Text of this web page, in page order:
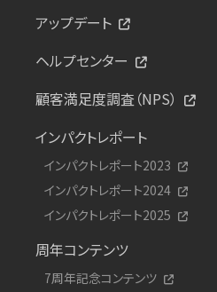
アップデート
ヘルプセンター
顧客満足度調査（NPS）
インパクトレポート
インパクトレポート2023
インパクトレポート2024
インパクトレポート2025
周年コンテンツ
7周年記念コンテンツ